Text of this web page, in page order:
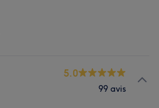
5.0
99 avis